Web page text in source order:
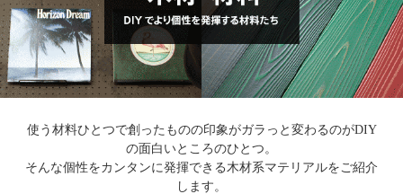
使う材料ひとつで創ったものの印象がガラっと変わるのがDIY
の面白いところのひとつ。
そんな個性をカンタンに発揮できる木材系マテリアルをご紹介
します。